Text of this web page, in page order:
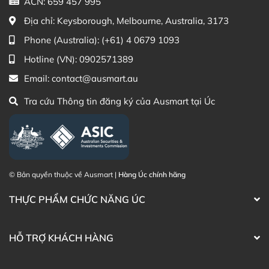
Điện thoại liên hệ đặt hàng:0902.571.389
Thạc sĩ Điều dưỡng & Cố vấn sản
Địa chỉ: Keysborough, Melbourne, Australia, 3173
Phone (Australia): (+61) 4 0679 1093
Hotline (VN): 0902571389
Email: contact@ausmart.au
Tra cứu Thông tin đăng ký của Ausmart tại Úc
© Bản quyền thuộc về Ausmart | Hàng Úc chính hãng
THỰC PHẨM CHỨC NĂNG ÚC
HỖ TRỢ KHÁCH HÀNG